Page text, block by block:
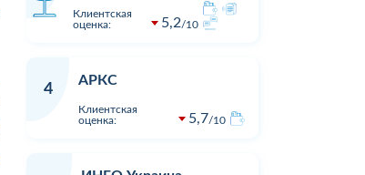
Клиентская
оценка:
5,2 10
4
АРКС
Клиентская
оценка:
5,7 10